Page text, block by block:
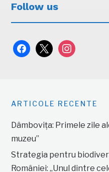
Follow us
facebook
x instagram
ARTICOLE RECENTE
Dâmbovița: Primele zile
muzeu”
Strategia pentru
României: „Unul dintre